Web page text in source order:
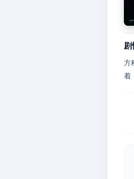
剧
方
着